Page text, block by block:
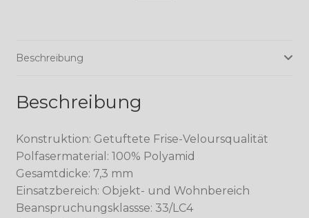
Beschreibung
Beschreibung
Konstruktion: Getuftete Frise-Veloursqualität
Polfasermaterial: 100% Polyamid
Gesamtdicke: 7,3 mm
Einsatzbereich: Objekt- und Wohnbereich
Beanspruchungsklassse: 33/LC4